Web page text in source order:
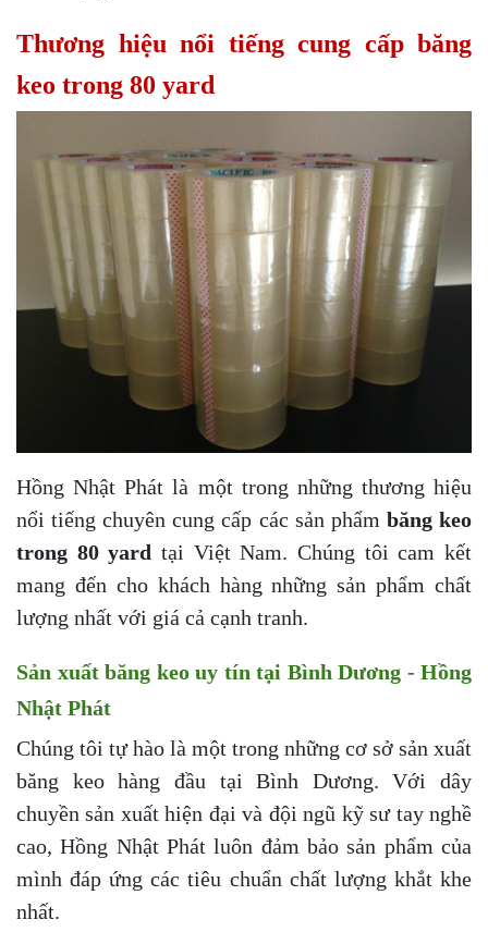
Thương hiệu nổi tiếng cung cấp băng
keo trong 80 yard
Hồng Nhật Phát là một trong những thương hiệu
nổi tiếng chuyên cung cấp các sản phẩm băng keo
trong 80 yard tại Việt Nam. Chúng tôi cam kết
mang đến cho khách hàng những sản phẩm chất
lượng nhất với giá cả cạnh tranh.
Sản xuất băng keo uy tín tại Bình Dương - Hồng
Nhật Phát
Chúng tôi tự hào là một trong những cơ sở sản xuất
băng keo hàng đầu tại Bình Dương. Với dây
chuyền sản xuất hiện đại và đội ngũ kỹ sư tay nghề
cao, Hồng Nhật Phát luôn đảm bảo sản phẩm của
mình đáp ứng các tiêu chuẩn chất lượng khắt khe
nhất.